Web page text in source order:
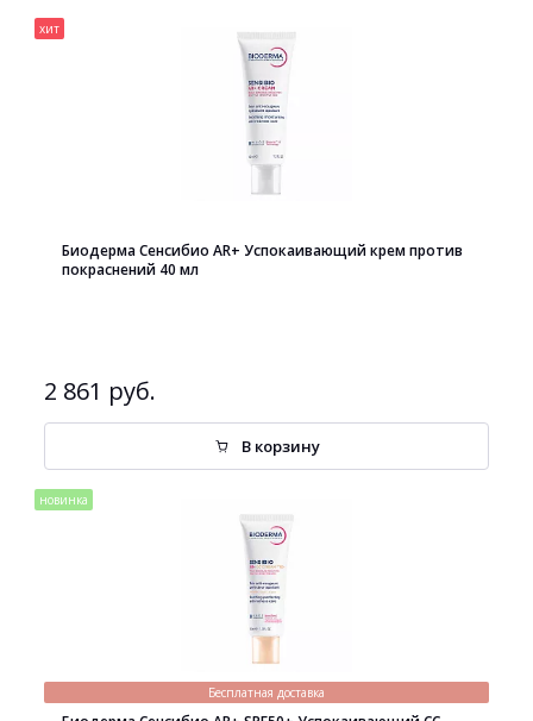
хит
Биодерма Сенсибио AR+ Успокаивающий крем против
покраснений 40 мл
2 861 руб.
В корзину
новинка
Бесплатная доставка